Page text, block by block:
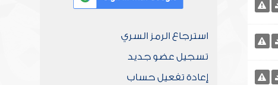
استرجاع الرمز السري
تسجيل عضو جديد
إعادة تفعيل حساب